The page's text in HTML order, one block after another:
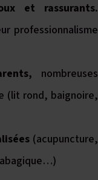
et rassurants.
professionnalisme
nombreuses
(lit rond, baignoire,
(acupuncture,